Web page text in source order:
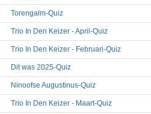
Torengalm-Quiz
Trio In Den Keizer - April-Quiz
Trio In Den Keizer - Februari-Quiz
Dit was 2025-Quiz
Ninoofse Augustinus-Quiz
Trio In Den Keizer - Maart-Quiz